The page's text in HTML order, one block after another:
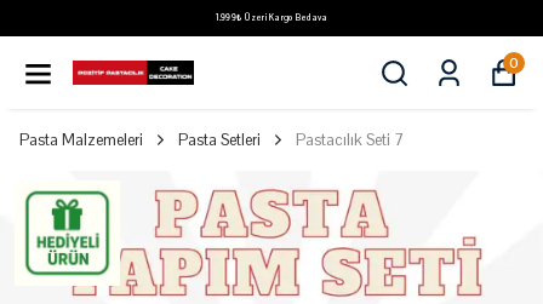
1.999₺ Üzeri Kargo Bedava
0
Pasta Malzemeleri Pasta Setleri Pastacılık Seti 7